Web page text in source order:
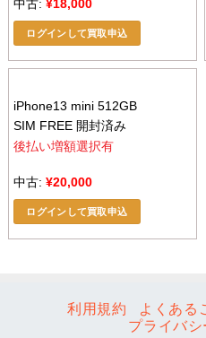
中古: ¥18,000
ログインして買取申込
iPhone13 mini 512GB
SIM FREE 開封済み
後払い増額選択有
中古: ¥20,000
ログインして買取申込
利用規約 よくある
プライバ